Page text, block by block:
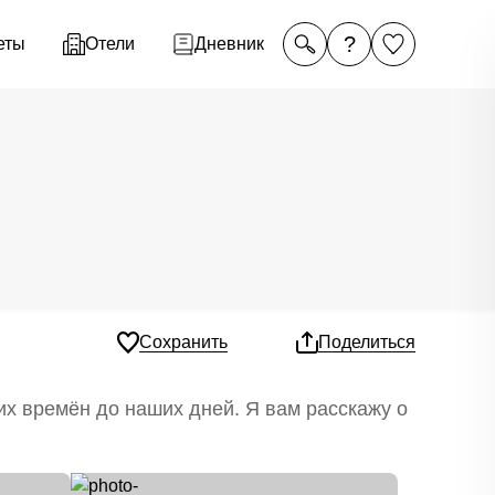
Отели Дневник ?
Сохранить Поделиться
времён до наших дней. Я вам расскажу о